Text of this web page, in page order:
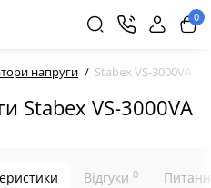
0
напруги Stabex VS-3000VA
Stabex VS-3000VA
Відгуки 0